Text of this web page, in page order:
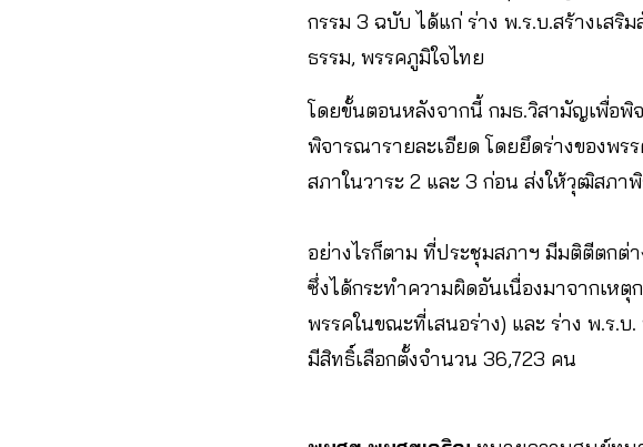
กรรม 3 ฉบับ ได้แก่ ร่าง พ.ร.บ.สร้างเสริ
ธรรม, พรรคภูมิใจไทย
โดยขั้นตอนหลังจากนี้ กมธ.วิสามัญเพื่อพิ
พิจารณารายละเอียด โดยยึดร่างของพร
สภาในวาระ 2 และ 3 ก่อน ส่งให้วุฒิสภา
อย่างไรก็ตาม ที่ประชุมสภาฯ มีมติตีตกต่
ซึ่งได้กระทำความผิดอันเนื่องมาจากเห
พรรคในขณะที่เสนอร่าง) และ ร่าง พ.ร.
มีสิทธิ์เลือกตั้งจำนวน 36,723 คน